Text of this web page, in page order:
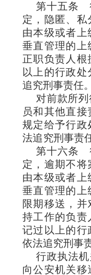
第十五条
定，隐匿、私
由本级或者
垂直管理的上
正职负责人根
以上的行政
追究刑事责任。
对前款所
员和其他直
规定给予行政
法追 究刑事责
第十六条
定，逾期不将
由本级或者
垂直管理的上
限期移送，
持工作的负责
记过以上的行
依法追究刑事
行政执法
向公安机关